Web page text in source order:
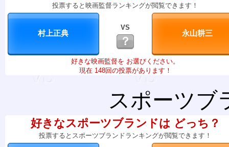
投票すると映画監督ランキングが閲覧できます！
VS
？
好きな映画監督を お選びください。
現在 148回の投票があります！
スポーツブ
好きなスポーツブランドは どっち？
投票するとスポーツブランドランキングが閲覧できます！